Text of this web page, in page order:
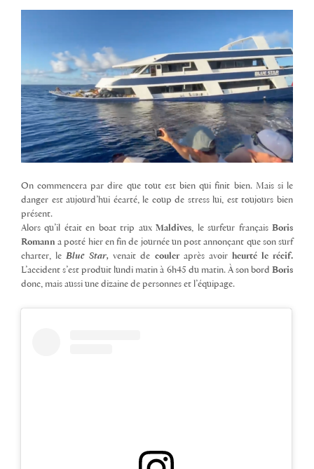
On commencera par dire que tout est bien qui finit bien. Mais si le
danger est aujourd’hui écarté, le coup de stress lui, est toujours bien
présent.
Alors qu’il était en boat trip auxMaldives, le surfeur françaisBoris
Romann a posté hier en fin de journée un post annonçant que son surf
charter, leBlue Star, venait de couleraprès avoir heurté le récif.
L’accident s’est produit lundi matin à 6h45 du matin. À son bordBoris
donc, mais aussi une dizaine de personnes et l’équipage.